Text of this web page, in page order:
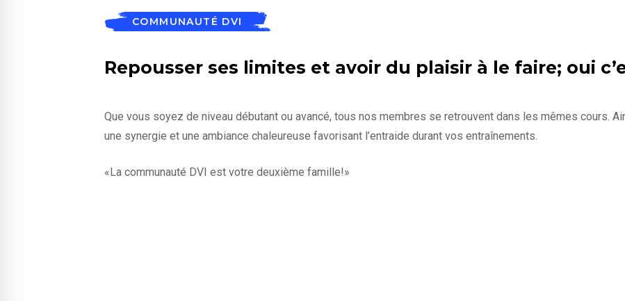
COMMUNAUTÉ DVI
Repousser ses limites et avoir du plaisir à le faire; oui
Que vous soyez de niveau débutant ou avancé, tous nos membres se retrouvent dans les mêmes cours.
une synergie et une ambiance chaleureuse favorisant l’entraide durant vos entraînements.
«La communauté DVI est votre deuxième famille!»